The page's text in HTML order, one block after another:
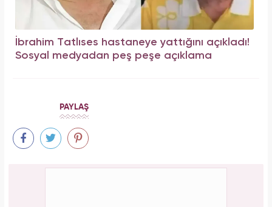
İbrahim Tatlıses hastaneye yattığını açıkladı!
Sosyal medyadan peş peşe açıklama
PAYLAŞ